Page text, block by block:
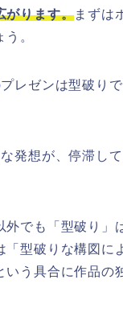
がります。まずは
。
レゼンは型破り
発想が、停滞し
外でも「型破り」
「型破りな構図に
いう具合に作品の